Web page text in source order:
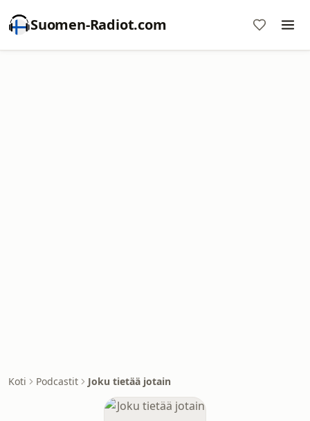
Suomen-Radiot.com
Koti Podcastit Joku tietää jotain